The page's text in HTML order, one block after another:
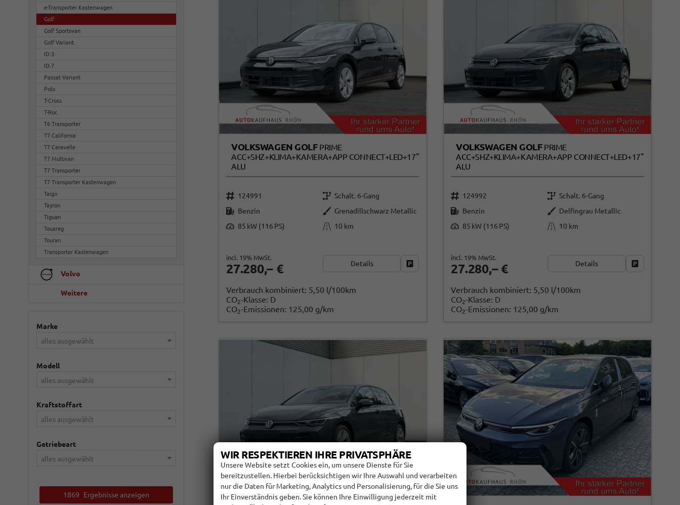
VOLKSWAGEN GOLF PRIME
ACC+SHZ+KLIMA+KAMERA+APP CONNECT+LED+17"
ALU
124991
Schalt. 6-Gang
Benzin
Grenadillschwarz Metallic
85 kW (116 PS)
10 km
27.280,– €
incl. 19% MwSt.
Details
Verbrauch kombiniert: 5,50 l/100km
CO2-Klasse: D
CO2-Emissionen: 125,00 g/km
VOLKSWAGEN GOLF PRIME
ACC+SHZ+KLIMA+KAMERA+APP CONNECT+LED+17"
ALU
124992
Schalt. 6-Gang
Benzin
Delfingrau Metallic
85 kW (116 PS)
10 km
27.280,– €
incl. 19% MwSt.
Details
Verbrauch kombiniert: 5,50 l/100km
CO2-Klasse: D
CO2-Emissionen: 125,00 g/km
e-Transporter Kastenwagen
Golf
Golf Sportsvan
Golf Variant
ID.3
ID.7
Passat Variant
Polo
T-Cross
T-Roc
T6 Transporter
T7 California
T7 Caravelle
T7 Multivan
T7 Transporter
T7 Transporter Kastenwagen
Taigo
Tayron
Tiguan
Touareg
Touran
Transporter Kastenwagen
Volvo
Weitere
Marke
alles ausgewählt
Modell
alles ausgewählt
Kraftstoffart
alles ausgewählt
Getriebeart
alles ausgewählt
1869 Ergebnisse anzeigen
WIR RESPEKTIEREN IHRE PRIVATSPHÄRE
Unsere Website setzt Cookies ein, um unsere Dienste für Sie
bereitzustellen. Hierbei berücksichtigen wir Ihre Auswahl und verarbeiten
nur die Daten für Marketing, Analytics und Personalisierung, für die Sie uns
Ihr Einverständnis geben. Sie können Ihre Einwilligung jederzeit mit